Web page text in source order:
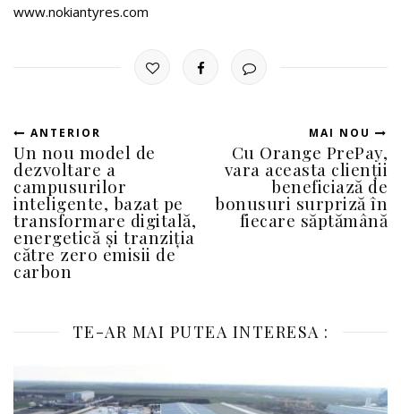
www.nokiantyres.com
ANTERIOR
Un nou model de
dezvoltare a
campusurilor
inteligente, bazat pe
transformare digitală,
energetică și tranziția
către zero emisii de
carbon
MAI NOU
Cu Orange PrePay,
vara aceasta clienții
beneficiază de
bonusuri surpriză în
fiecare săptămână
TE-AR MAI PUTEA INTERESA :